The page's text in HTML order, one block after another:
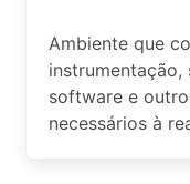
Ambiente que
instrumentação,
software e
necessários à